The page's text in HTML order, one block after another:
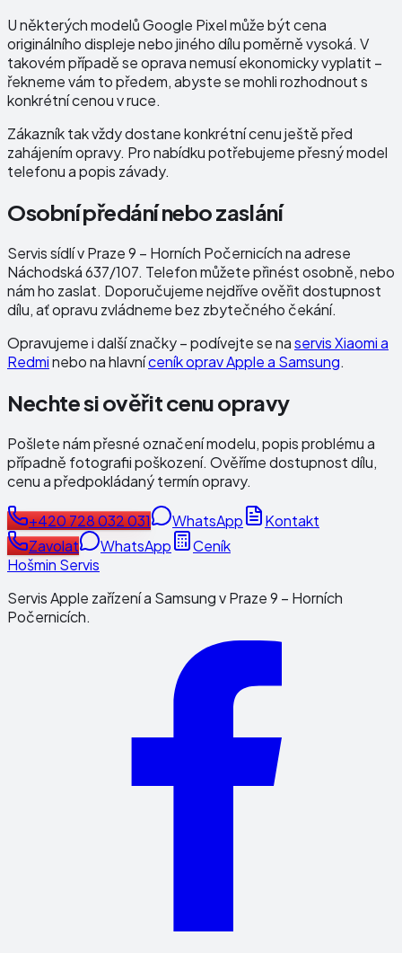
U některých modelů Google Pixel může být cena
originálního displeje nebo jiného dílu poměrně vysoká. V
takovém případě se oprava nemusí ekonomicky vyplatit –
řekneme vám to předem, abyste se mohli rozhodnout s
konkrétní cenou v ruce.
Zákazník tak vždy dostane konkrétní cenu ještě před
zahájením opravy. Pro nabídku potřebujeme přesný model
telefonu a popis závady.
Osobní předání nebo zaslání
Servis sídlí v Praze 9 – Horních Počernicích na adrese
Náchodská 637/107. Telefon můžete přinést osobně, nebo
nám ho zaslat. Doporučujeme nejdříve ověřit dostupnost
dílu, ať opravu zvládneme bez zbytečného čekání.
Opravujeme i další značky – podívejte se naservis Xiaomi a
Redminebo na hlavníceník oprav Apple a Samsung.
Nechte si ověřit cenu opravy
Pošlete nám přesné označení modelu, popis problému a
případně fotografii poškození. Ověříme dostupnost dílu,
cenu a předpokládaný termín opravy.
+420 728 032 031 WhatsApp
Kontakt
Zavolat
WhatsApp
Ceník
Hošmin Servis
Servis Apple zařízení a Samsung v Praze 9 – Horních
Počernicích.